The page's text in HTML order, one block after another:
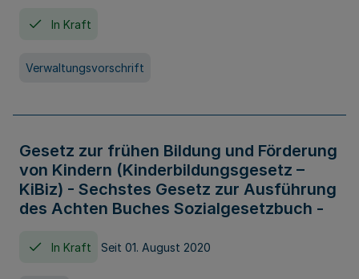
In Kraft
Verwaltungsvorschrift
Gesetz zur frühen Bildung und Förderung
von Kindern (Kinderbildungsgesetz –
KiBiz) - Sechstes Gesetz zur Ausführung
des Achten Buches Sozialgesetzbuch -
In Kraft Seit 01. August 2020